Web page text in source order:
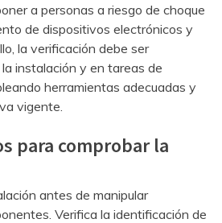
a personas a riesgo de choque
de dispositivos electrónicos y
la verificación debe ser
instalación y en tareas de
herramientas adecuadas y
vigente.
para comprobar la
antes de manipular
Verifica la identificación de